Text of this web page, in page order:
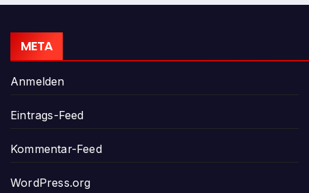
META
Anmelden
Eintrags-Feed
Kommentar-Feed
WordPress.org